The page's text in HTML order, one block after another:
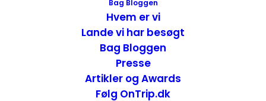
Bag Bloggen
Hvem er vi
Lande vi har besøgt
Bag Bloggen
Presse
Artikler og Awards
Følg OnTrip.dk